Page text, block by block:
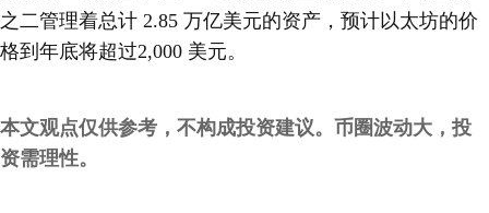
之二管理着总计 2.85 万亿美元的资产，预计以太坊的价
格到年底将超过2,000 美元。
本文观点仅供参考，不构成投资建议。币圈波动大，投
资需理性。